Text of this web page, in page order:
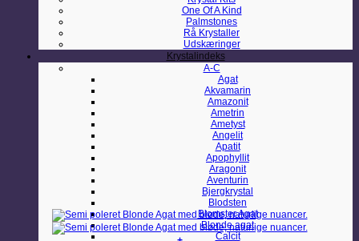
One Of A Kind
Palmstones
Rå Krystaller
Udskæringer
Krystalindeks
A-C
Agat
Akvamarin
Amazonit
Ametrin
Ametyst
Angelit
Apatit
Apophyllit
Aragonit
Aventurin
Bjergkrystal
Blodsten
Blomster Agat
Blonde agat
Calcit